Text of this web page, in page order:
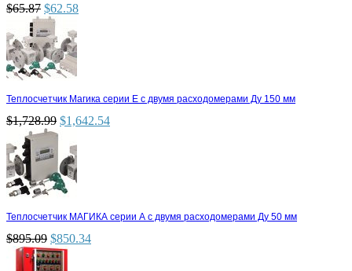
$65.87 $62.58
Теплосчетчик Магика серии Е с двумя расходомерами Ду 150 мм
$1,728.99 $1,642.54
Теплосчетчик МАГИКА серии А с двумя расходомерами Ду 50 мм
$895.09 $850.34